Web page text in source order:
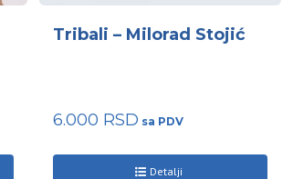
Tribali – Milorad Stojić
6.000 RSD
Detalji